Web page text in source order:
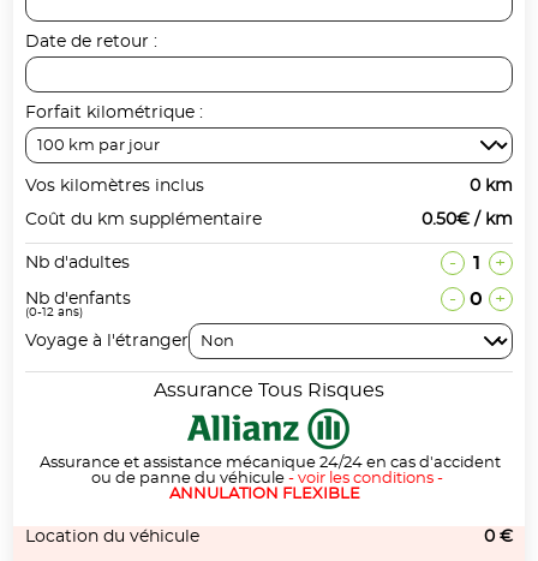
Date de retour :
Forfait kilométrique :
Vos kilomètres inclus
0 km
Coût du km supplémentaire
0.50€ / km
Nb d'adultes - 1 +
Nb d'enfants
(0-12 ans)
- 0 +
Voyage à l'étranger
Assurance Tous Risques
Assurance et assistance mécanique 24/24 en cas d'accident
ou de panne du véhicule - voir les conditions-
ANNULATION FLEXIBLE
Location du véhicule
0 €